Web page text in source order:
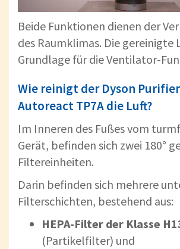
Beide Funktionen dienen der
des Raumklimas. Die gereinigte
Grundlage für die Ventilator-
Wie reinigt der Dyson
Autoreact TP7A die Luft?
Im Inneren des Fußes vom
Gerät, befinden sich zwei 180°
Filtereinheiten.
Darin befinden sich mehrere
Filterschichten, bestehend aus:
HEPA-Filter der Klasse
(Partikelfilter) und